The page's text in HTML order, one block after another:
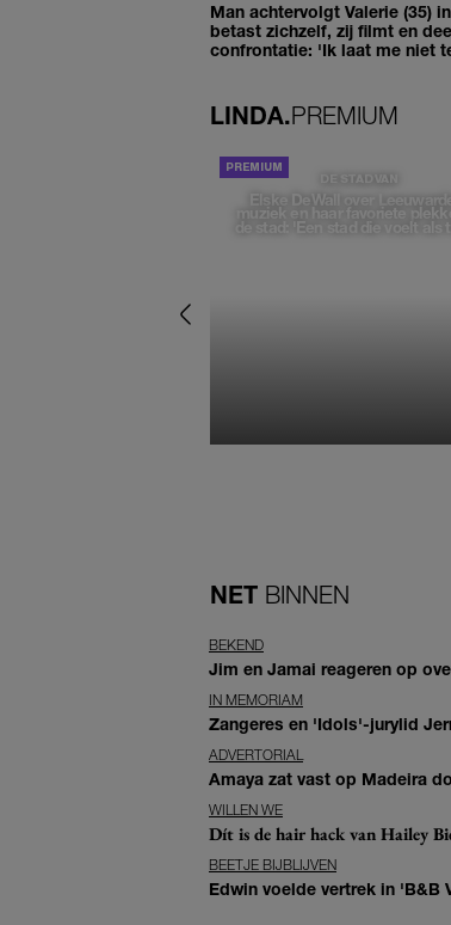
Man achtervolgt Valerie (35)
betast zichzelf, zij filmt en
confrontatie: 'Ik laat me niet
LINDA.PREMIUM
DE STAD VAN
Elske DeWall over
muziek en haar favoriete
de stad: 'Een stad die voelt als
NET BINNEN
BEKEND
Jim en Jamai reageren op
IN MEMORIAM
Zangeres en 'Idols'-jurylid
ADVERTORIAL
Amaya zat vast op Madeira
WILLEN WE
Dít is de hair hack van Hailey
BEETJE BIJBLIJVEN
Edwin voelde vertrek in 'B&B